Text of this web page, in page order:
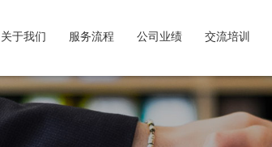
关于我们 服务流程 公司业绩 交流培训